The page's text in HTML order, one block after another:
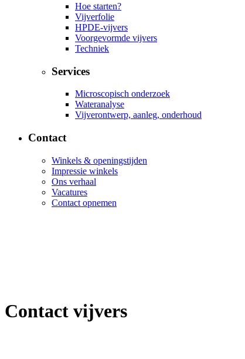
Hoe starten?
Vijverfolie
HPDE-vijvers
Voorgevormde vijvers
Techniek
Services
Microscopisch onderzoek
Wateranalyse
Vijverontwerp, aanleg, onderhoud
Contact
Winkels & openingstijden
Impressie winkels
Ons verhaal
Vacatures
Contact opnemen
Contact vijvers